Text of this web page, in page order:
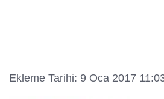
Ekleme Tarihi: 9 Oca 2017